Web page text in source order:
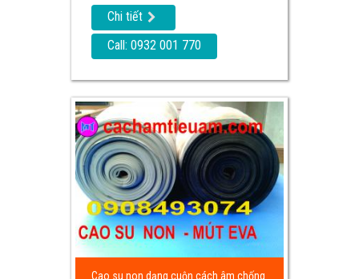
Chi tiết
Call: 0932 001 770
Cao su non dạng cuộn cách âm chống